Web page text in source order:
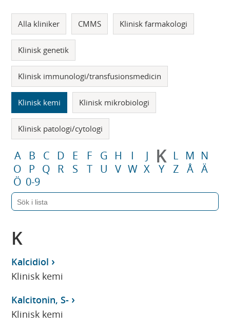
Alla kliniker CMMS Klinisk farmakologi
Klinisk genetik
Klinisk immunologi/transfusionsmedicin
Klinisk kemi Klinisk mikrobiologi
Klinisk patologi/cytologi
A B C D E F G H I J K L M N
O
P Q R S T U V W X Y Z Å Ä
Ö 0-9
K
Kalcidiol
Klinisk kemi
Kalcitonin, S-
Klinisk kemi